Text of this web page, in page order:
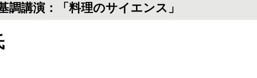
調講演：「料理のサイエンス」